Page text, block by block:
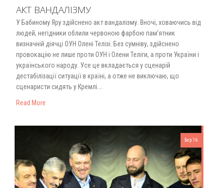
АКТ ВАНДАЛІЗМУ
У Бабиному Яру здійснено акт вандалізму. Вночі, ховаючись від
людей, негідники облили червоною фарбою пам’ятник
визначній діячці ОУН Олені Телізі. Без сумніву, здійснено
провокацію не лише проти ОУН і Олени Теліги, а проти України і
українського народу. Усе це вкладається у сценарій
дестабілізації ситуації в країні, а отже не виключаю, що
сценаристи сидять у Кремлі….
Read More
Бер 16